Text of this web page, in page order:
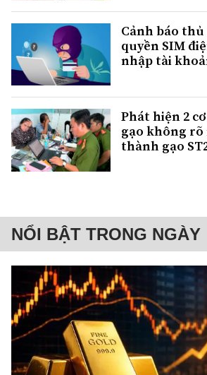
Cảnh báo
quyền SIM
nhập tài
Phát hiện 2
gạo không
thành gạo
NỔI BẬT TRONG NGÀY